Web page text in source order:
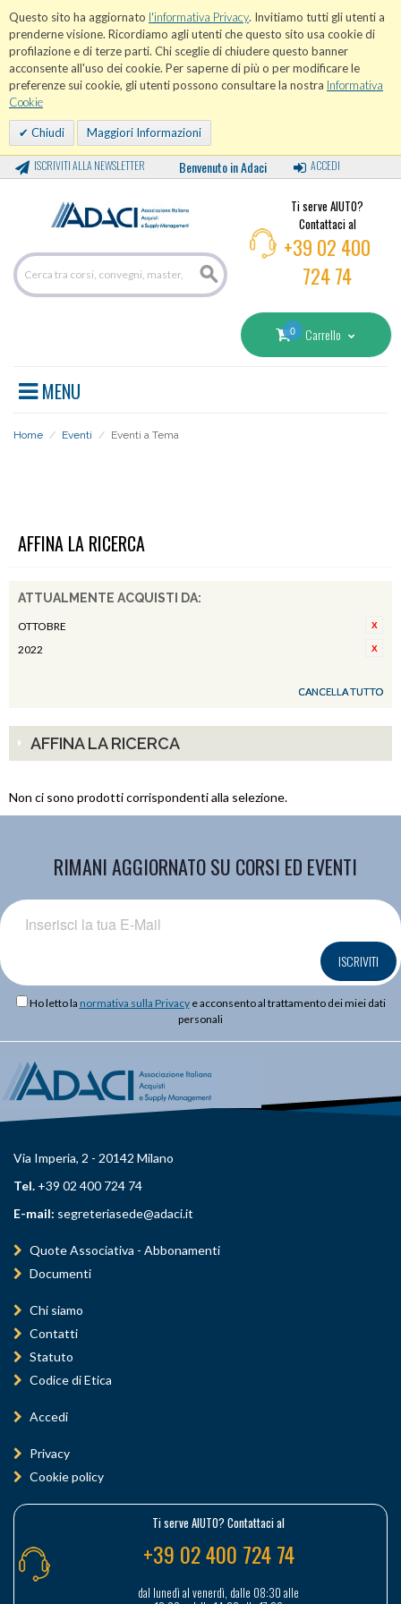
Questo sito ha aggiornato l'informativa Privacy. Invitiamo tutti gli utenti a
prenderne visione. Ricordiamo agli utenti che questo sito usa cookie di
profilazione e di terze parti. Chi sceglie di chiudere questo banner
acconsente all'uso dei cookie. Per saperne di più o per modificare le
preferenze sui cookie, gli utenti possono consultare la nostra Informativa
Cookie
Chiudi Maggiori Informazioni
ISCRIVITI ALLA NEWSLETTER Benvenuto in Adaci ACCEDI
Ti serve AIUTO?
Contattaci al
+39 02 400
724 74
0 Carrello
MENU
Home / Eventi / Eventi a Tema
AFFINA LA RICERCA
ATTUALMENTE ACQUISTI DA:
OTTOBRE
2022
CANCELLA TUTTO
AFFINA LA RICERCA
Non ci sono prodotti corrispondenti alla selezione.
RIMANI AGGIORNATO SU CORSI ED EVENTI
ISCRIVITI
Ho letto la normativa sulla Privacye acconsento al trattamento dei miei dati
personali
Via Imperia, 2 - 20142 Milano
Tel. +39 02 400 724 74
E-mail: segreteriasede@adaci.it
Quote Associativa - Abbonamenti
Documenti
Chi siamo
Contatti
Statuto
Codice di Etica
Accedi
Privacy
Cookie policy
Ti serve AIUTO? Contattaci al
+39 02 400 724 74
dal lunedì al venerdì, dalle 08:30 alle